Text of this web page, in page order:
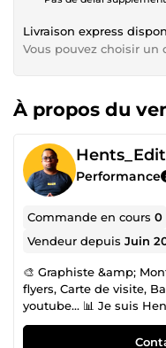
Livraison express
Vous pouvez choisir
À propos du
Performance
Commande en cours0
Vendeur depuisJuin
🎨 Graphiste &amp; Monteur vidéo Pro:
flyers, Carte de visite,
youtube... 📊 Je suis
passionné par le
ans, j'excelle dans la